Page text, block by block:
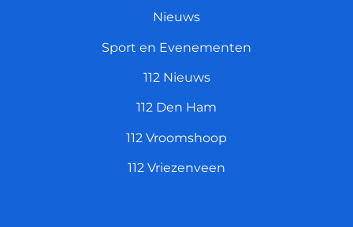
Nieuws
Sport en Evenementen
112 Nieuws
112 Den Ham
112 Vroomshoop
112 Vriezenveen